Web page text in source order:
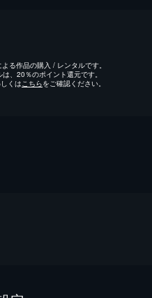
る作品の購入 / レンタルです。
、20％のポイント還元です。
くはこちらをご確認ください。